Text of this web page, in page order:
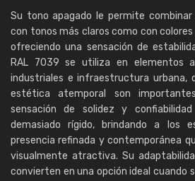
Su tono apagado le permite
con tonos más claros como con
ofreciendo una sensación de
RAL 7039 se utiliza en elementos
industriales e infraestructura urbana,
estética atemporal son
sensación de solidez y
demasiado rígido, brindando a los
presencia refinada y contemporánea
visualmente atractiva. Su
convierten en una opción ideal cuando